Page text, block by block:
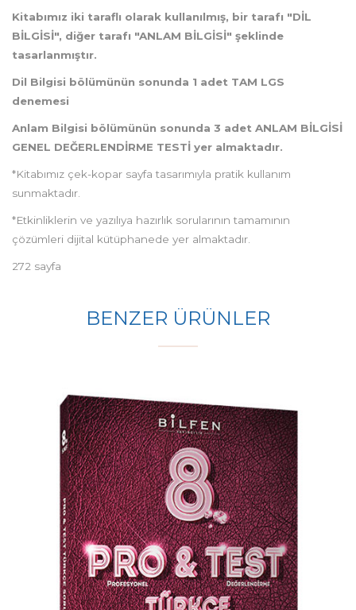
Kitabımız iki taraflı olarak kullanılmış, bir tarafı "DİL
BİLGİSİ", diğer tarafı "ANLAM BİLGİSİ" şeklinde
tasarlanmıştır.
Dil Bilgisi bölümünün sonunda 1 adet TAM LGS
denemesi
Anlam Bilgisi bölümünün sonunda 3 adet ANLAM BİLGİSİ
GENEL DEĞERLENDİRME TESTİ yer almaktadır.
*Kitabımız çek-kopar sayfa tasarımıyla pratik kullanım
sunmaktadır.
*Etkinliklerin ve yazılıya hazırlık sorularının tamamının
çözümleri dijital kütüphanede yer almaktadır.
272 sayfa
BENZER ÜRÜNLER